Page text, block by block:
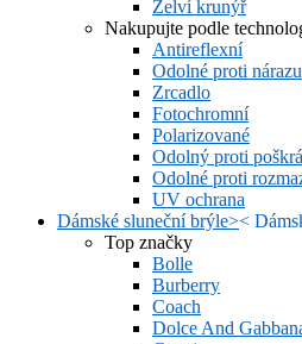
Želví krunýř
Nakupujte podle
Antireflexní
Odolné proti nárazu
Zrcadlo
Fotochromní
Polarizované
Odolný proti
Odolné proti
UV ochrana
Dámské sluneční brýle><
Top značky
Bolle
Burberry
Coach
Dolce And